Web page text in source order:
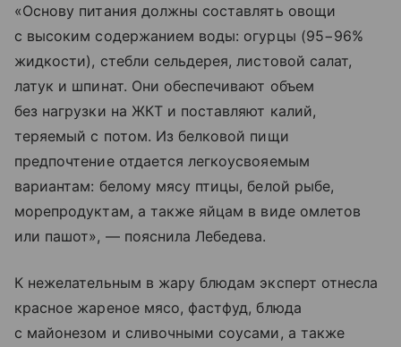
«Основу питания должны составлять овощи
с высоким содержанием воды: огурцы (95−96%
жидкости), стебли сельдерея, листовой салат,
латук и шпинат. Они обеспечивают объем
без нагрузки на ЖКТ и поставляют калий,
теряемый с потом. Из белковой пищи
предпочтение отдается легкоусвояемым
вариантам: белому мясу птицы, белой рыбе,
морепродуктам, а также яйцам в виде омлетов
или пашот», — пояснила Лебедева.
К нежелательным в жару блюдам эксперт отнесла
красное жареное мясо, фастфуд, блюда
с майонезом и сливочными соусами, а также